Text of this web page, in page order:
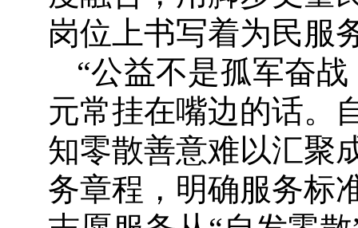
岗位上书写着为民服
“公益不是孤军奋
元常挂在嘴边的话。
知零散善意难以汇聚
务章程，明确服务标